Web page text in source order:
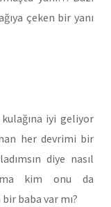
çeken bir yanı
iyi geliyor
her devrimi bir
diye nasıl
kim onu da
baba var mı?